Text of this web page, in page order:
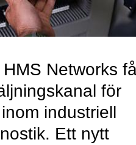
Networks
för
industriell
Ett nytt